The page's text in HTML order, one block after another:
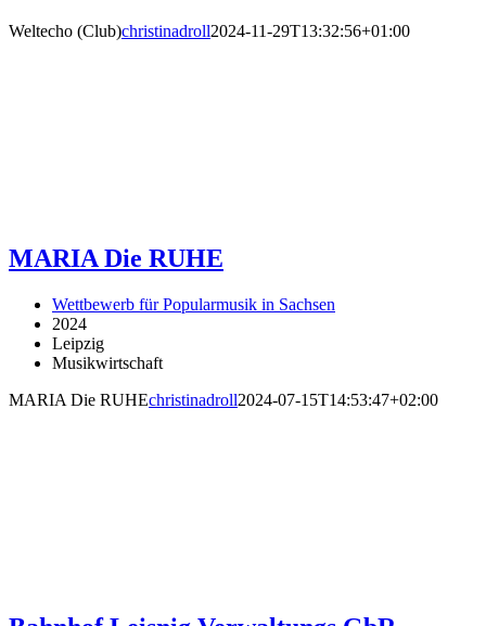
Weltecho (Club)christinadroll2024-11-29T13:32:56+01:00
MARIA Die RUHE
Wettbewerb für Popularmusik in Sachsen
2024
Leipzig
Musikwirtschaft
MARIA Die RUHEchristinadroll2024-07-15T14:53:47+02:00